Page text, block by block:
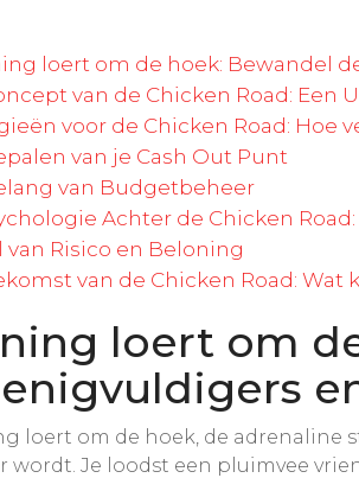
loert om de hoek: Bewandel
van de Chicken Road: Een
voor de Chicken Road: Hoe
van je Cash Out Punt
van Budgetbeheer
Achter de Chicken
van Risico en Beloning
van de Chicken Road:
loert om
loert om de hoek, de adrenaline
wordt. Je loodst een pluimvee